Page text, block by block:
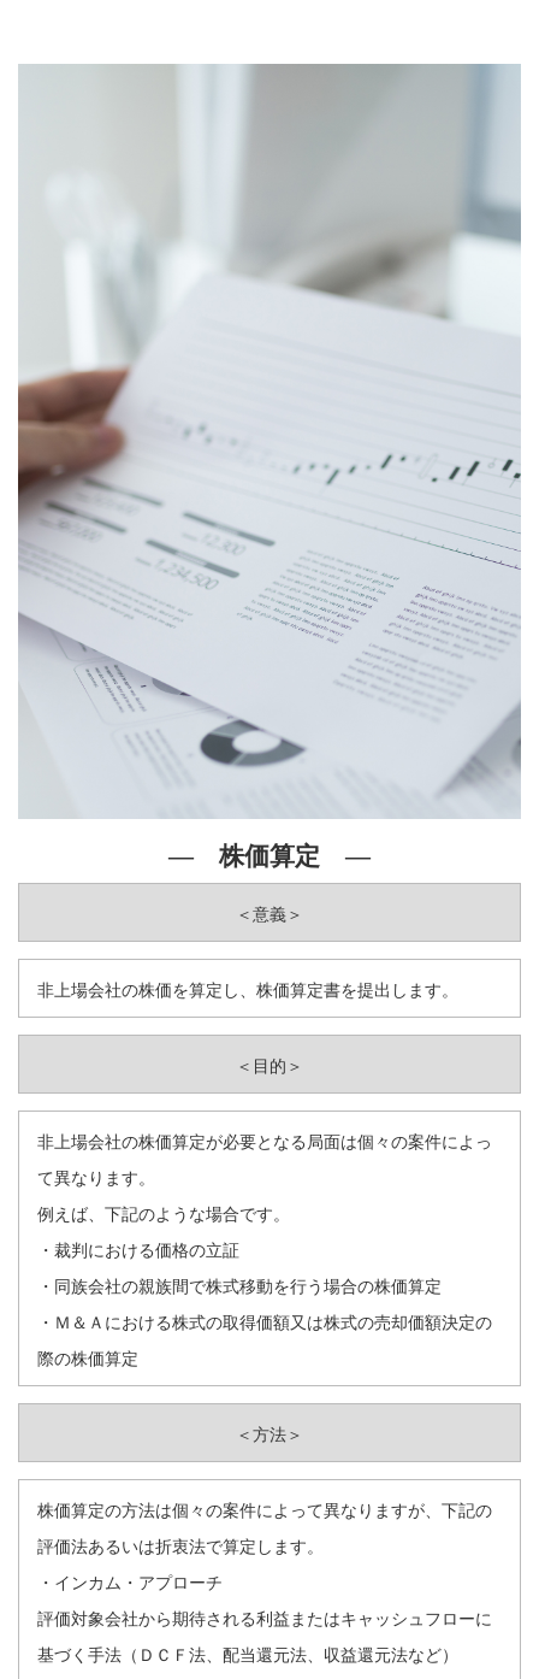
― 株価算定 ―
＜意義＞
非上場会社の株価を算定し、株価算定書を提出します。
＜目的＞
非上場会社の株価算定が必要となる局面は個々の案件によっ
て異なります。
例えば、下記のような場合です。
・裁判における価格の立証
・同族会社の親族間で株式移動を行う場合の株価算定
・Ｍ＆Ａにおける株式の取得価額又は株式の売却価額決定の
際の株価算定
＜方法＞
株価算定の方法は個々の案件によって異なりますが、下記の
評価法あるいは折衷法で算定します。
・インカム・アプローチ
評価対象会社から期待される利益またはキャッシュフローに
基づく手法（ＤＣＦ法、配当還元法、収益還元法など）